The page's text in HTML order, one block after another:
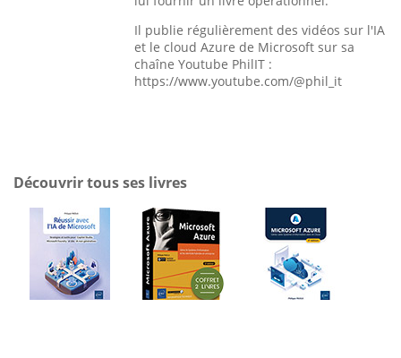
Il publie régulièrement des vidéos sur l'IA
et le cloud Azure de Microsoft sur sa
chaîne Youtube PhilIT :
https://www.youtube.com/@phil_it
Découvrir tous ses livres